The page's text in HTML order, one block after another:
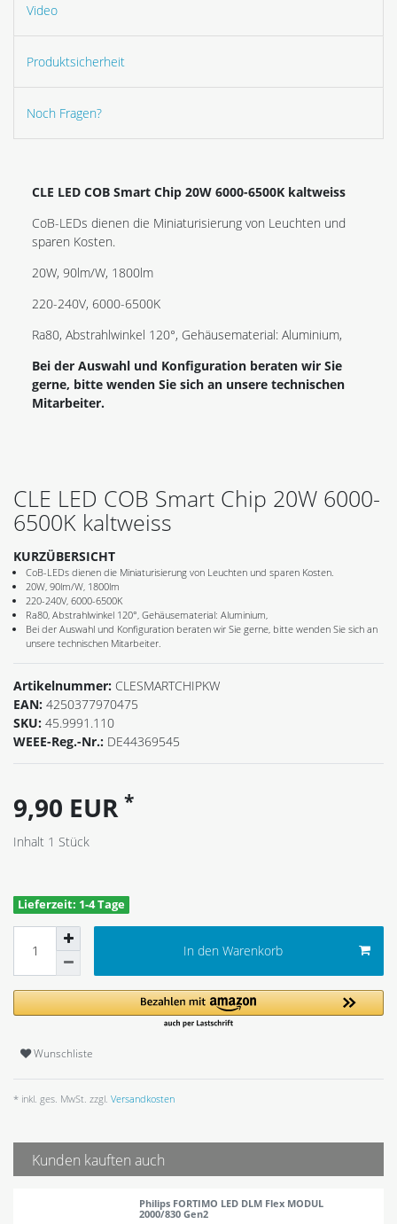
Video
Produktsicherheit
Noch Fragen?
CLE LED COB Smart Chip 20W 6000-6500K kaltweiss
CoB-LEDs dienen die Miniaturisierung von Leuchten und
sparen Kosten.
20W, 90lm/W, 1800lm
220-240V, 6000-6500K
Ra80, Abstrahlwinkel 120°, Gehäusematerial: Aluminium,
Bei der Auswahl und Konfiguration beraten wir Sie
gerne, bitte wenden Sie sich an unsere technischen
Mitarbeiter.
CLE LED COB Smart Chip 20W 6000-
6500K kaltweiss
KURZÜBERSICHT
CoB-LEDs dienen die Miniaturisierung von Leuchten und sparen Kosten.
20W, 90lm/W, 1800lm
220-240V, 6000-6500K
Ra80, Abstrahlwinkel 120°, Gehäusematerial: Aluminium,
Bei der Auswahl und Konfiguration beraten wir Sie gerne, bitte wenden Sie sich an
unsere technischen Mitarbeiter.
Artikelnummer: CLESMARTCHIPKW
EAN: 4250377970475
SKU: 45.9991.110
WEEE-Reg.-Nr.: DE44369545
9,90 EUR *
Inhalt 1 Stück
Lieferzeit: 1-4 Tage
In den Warenkorb
Wunschliste
* inkl. ges. MwSt. zzgl. Versandkosten
Kunden kauften auch
Philips FORTIMO LED DLM Flex MODUL
2000/830 Gen2